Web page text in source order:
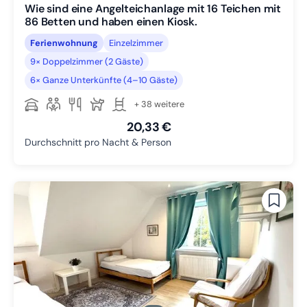
Wie sind eine Angelteichanlage mit 16 Teichen mit
86 Betten und haben einen Kiosk.
Ferienwohnung
Einzelzimmer
9× Doppelzimmer (2 Gäste)
6× Ganze Unterkünfte (4–10 Gäste)
+ 38 weitere
20,33 €
Durchschnitt pro Nacht & Person